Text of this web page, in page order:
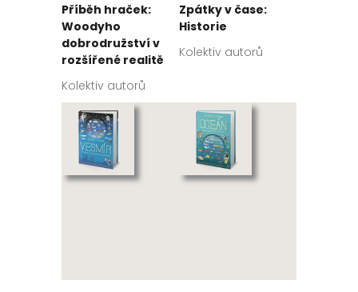
Příběh hraček:
Woodyho
dobrodružství v
rozšířené realitě
Kolektiv autorů
Zpátky v čase:
Historie
Kolektiv autorů